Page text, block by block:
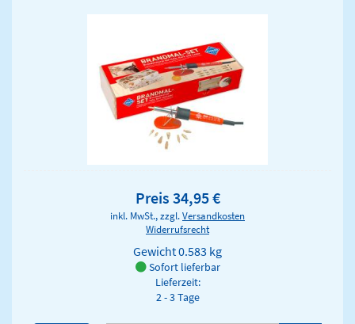
Preis 34,95 €
inkl. MwSt., zzgl.Versandkosten
Widerrufsrecht
Gewicht0.583 kg
Sofort lieferbar
Lieferzeit:
2 - 3 Tage